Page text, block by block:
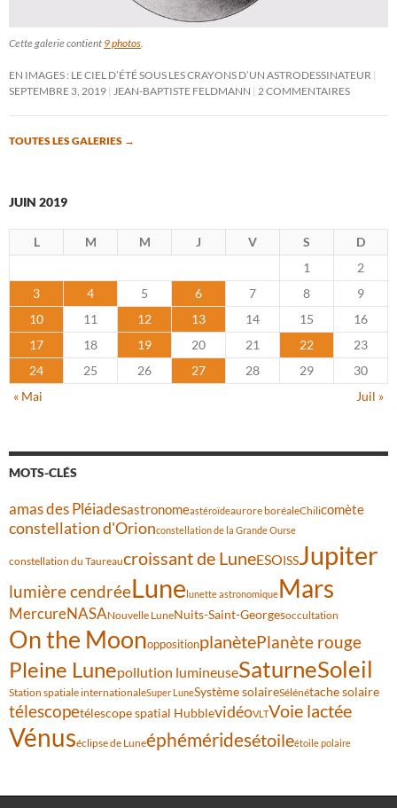
Cette galerie contient 9 photos
EN IMAGES : LE CIEL D’ÉTÉ SOUS LES CRAYONS D’UN ASTRODESSINATEUR
SEPTEMBRE 3, 2019
JEAN-BAPTISTE FELDMANN 2 COMMENTAIRES
TOUTES LES GALERIES →
JUIN 2019
L M M J V S
D
1
2
3
4 5 6 7 8
9
10
11 12 13 14 15
16
17
18 19 20 21 22
23
24
25 26 27 28 29
30
« Mai
Juil »
MOTS-CLÉS
amas des Pléiadesastronomeastéroïdeaurore boréaleChilicomète
constellation d'Orionconstellation de la Grande Ourse
constellation du Taureaucroissant de LuneESOISSJupiter
lumière cendréeLunelunette astronomiqueMars
MercureNASANouvelle LuneNuits-Saint-Georgesoccultation
On the MoonoppositionplanètePlanète rouge
Pleine Lunepollution lumineuseSaturneSoleil
Station spatiale internationaleSuper LuneSystème solaireSélénétache solaire
télescopetélescope spatial HubblevidéoVLTVoie lactée
Vénuséclipse de Luneéphéméridesétoileétoile polaire